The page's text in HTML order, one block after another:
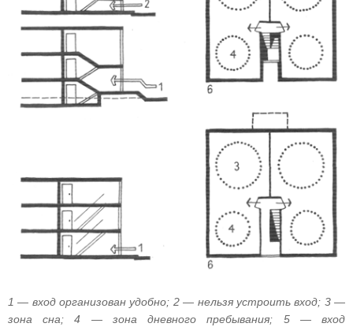
1 — вход организован удобно; 2 — нельзя устроить вход; 3 —
зона сна; 4 — зона дневного пребывания; 5 — вход